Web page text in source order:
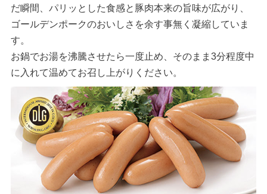
だ瞬間、パリッとした食感と豚肉本来の旨味が広がり、
ゴールデンポークのおいしさを余す事無く凝縮していま
す。
お鍋でお湯を沸騰させたら一度止め、そのまま3分程度中
に入れて温めてお召し上がりください。